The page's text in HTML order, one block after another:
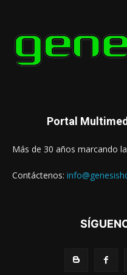
Portal
Más de 30 años marcando
Contáctenos: